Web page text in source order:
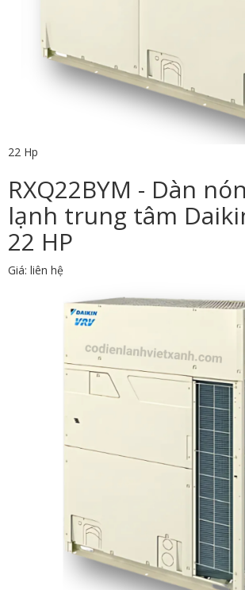
22 Hp
RXQ22BYM - Dàn
lạnh trung tâm
22 HP
Giá: liên hệ